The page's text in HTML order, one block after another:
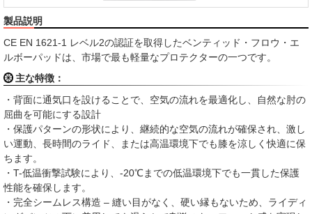
製品説明
CE EN 1621-1 レベル2の認証を取得したベンティッド・フロウ・エ
ルボーパッドは、市場で最も軽量なプロテクターの一つです。
主な特徴：
・背面に通気口を設けることで、空気の流れを最適化し、自然な肘の
屈曲を可能にする設計
・保護パターンの形状により、継続的な空気の流れが確保され、激し
い運動、長時間のライド、または高温環境下でも膝を涼しく快適に保
ちます。
・T-低温衝撃試験により、-20℃までの低温環境下でも一貫した保護
性能を確保します。
・完全シームレス構造 – 縫い目がなく、硬い縁もないため、ライディ